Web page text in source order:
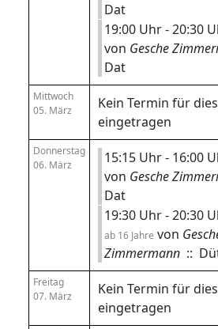
Dat
19:00 Uhr - 20:30
von Gesche
Dat
Mittwoch
05. März
Kein Termin für
eingetragen
Donnerstag
06. März
15:15 Uhr - 16:00
von Gesche
Dat
19:30 Uhr - 20:30
ab 16 Jahre von
Zimmermann ::
Freitag
07. März
Kein Termin für
eingetragen